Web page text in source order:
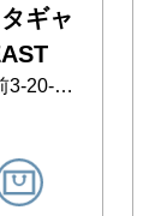
ギャ
& 2F & 3F